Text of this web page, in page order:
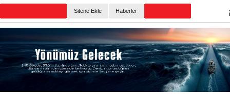
Sitene Ekle Haberler